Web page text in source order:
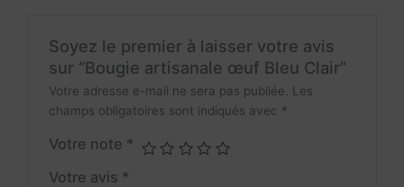
Soyez le premier à laisser votre avis
sur “Bougie artisanale œuf Bleu Clair”
Votre adresse e-mail ne sera pas publiée.
Les
champs obligatoires sont indiqués avec *
Votre note *
Votre avis *